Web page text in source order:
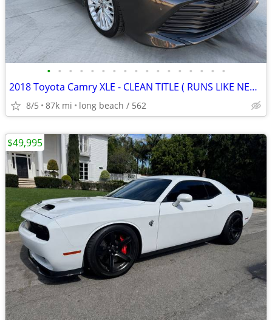
• • • • • • • • • • • • • • • • •
2018 Toyota Camry XLE - CLEAN TITLE ( RUNS LIKE NEW ) camry xle
8/5 87k mi long beach / 562
$49,995